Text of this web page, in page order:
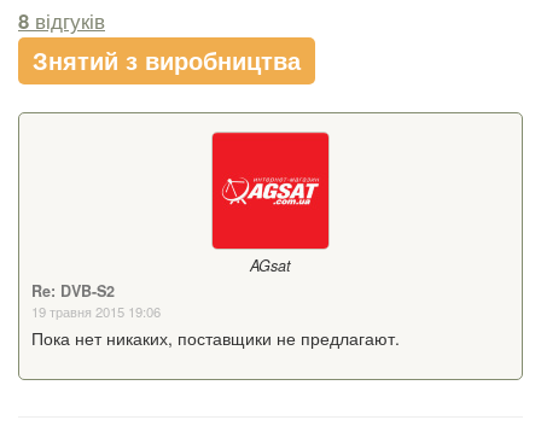
8 відгуків
Знятий з виробництва
AGsat
Re: DVB-S2
19 травня 2015 19:06
Пока нет никаких, поставщики не предлагают.